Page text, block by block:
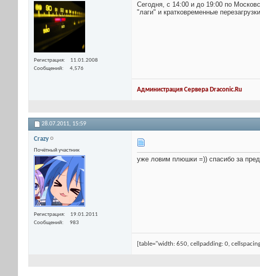
Регистрация
11.01.2008
Сообщений
4,576
Сегодня, с 14:00 и до 19:00 по
"лаги" и кратковременные
Администрация Сервера Draconic.Ru
28.07.2011, 15:59
Crazy
Почётный участник
Регистрация
19.01.2011
Сообщений
983
уже ловим плюшки =)) спасибо за
[table="width: 650, cellpadding: 0,